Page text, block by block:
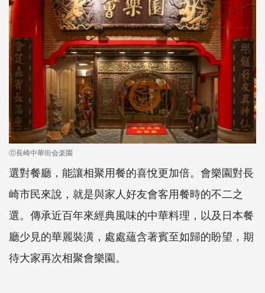
ⓒ長崎中華街会楽園
選對餐廳，能讓相聚用餐的喜悅更加倍。會樂園對長
崎市民來說，就是與家人好友會客用餐時的不二之
選。傳承近百年來經典風味的中華料理，以及日本餐
廳少見的華麗裝潢，處處蘊含著賓至如歸的盼望，期
待大家再次相聚會樂園。